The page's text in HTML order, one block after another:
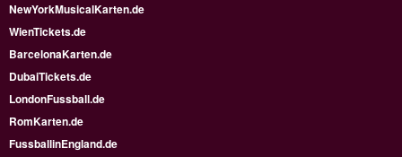
NewYorkMusicalKarten.de
WienTickets.de
BarcelonaKarten.de
DubaiTickets.de
LondonFussball.de
RomKarten.de
FussballinEngland.de